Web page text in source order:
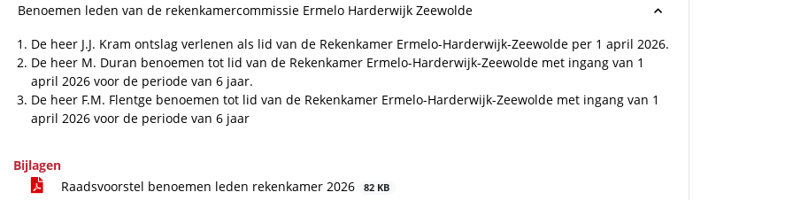
Benoemen leden van de rekenkamercommissie Ermelo Harderwijk Zeewolde
De heer J.J. Kram ontslag verlenen als lid van de Rekenkamer Ermelo-Harderwijk-Zeewolde per 1 april 2026.
De heer M. Duran benoemen tot lid van de Rekenkamer Ermelo-Harderwijk-Zeewolde met ingang van 1
april 2026 voor de periode van 6 jaar.
De heer F.M. Flentge benoemen tot lid van de Rekenkamer Ermelo-Harderwijk-Zeewolde met ingang van 1
april 2026 voor de periode van 6 jaar
Bijlagen
Raadsvoorstel benoemen leden rekenkamer 2026
82 KB